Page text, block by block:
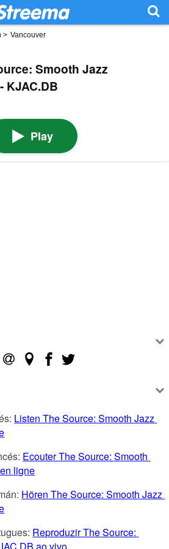
> Vancouver
Smooth Jazz
KJAC.DB
Play
Listen The Source: Smooth Jazz
Ecouter The Source: Smooth
ligne
Hören The Source: Smooth Jazz
Reproduzir The Source:
ao vivo